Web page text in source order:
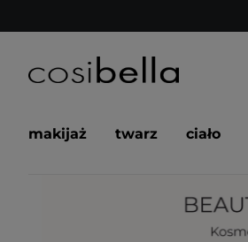
makijaż twarz ciało